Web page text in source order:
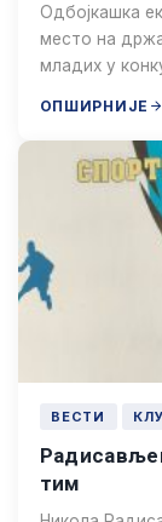
Одбојкашка
место на
младих у
ОПШИРНИЈЕ
ВЕСТИ
тим